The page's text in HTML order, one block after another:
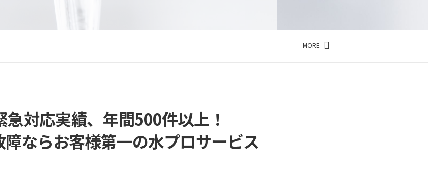
MORE
急対応実績、年間500件以上！
ならお客様第一の水プロサービス